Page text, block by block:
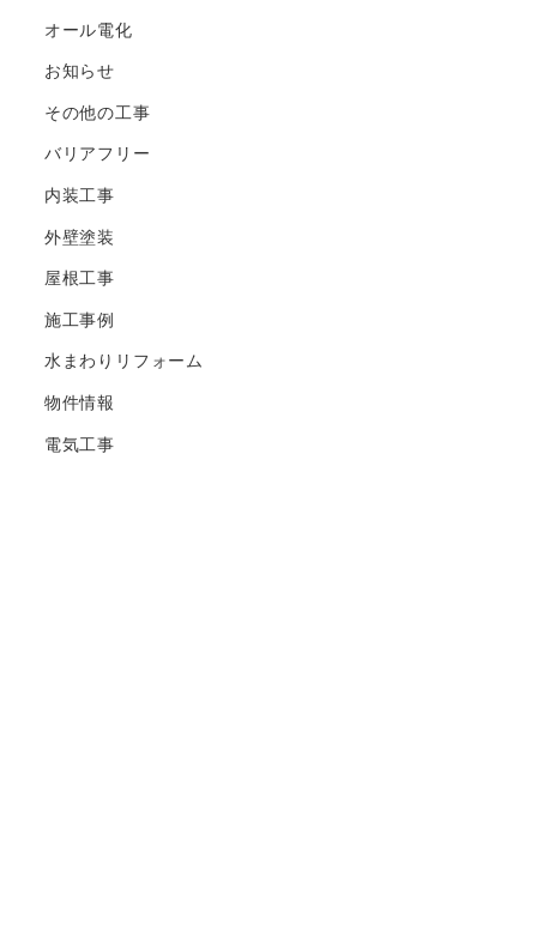
オール電化
お知らせ
その他の工事
バリアフリー
内装工事
外壁塗装
屋根工事
施工事例
水まわりリフォーム
物件情報
電気工事